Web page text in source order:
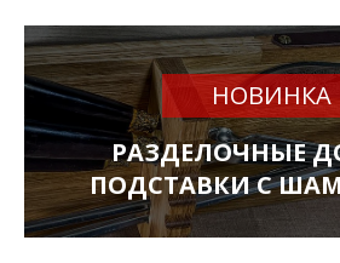
НОВИНКА
РАЗДЕЛОЧНЫЕ
ПОДСТАВКИ С